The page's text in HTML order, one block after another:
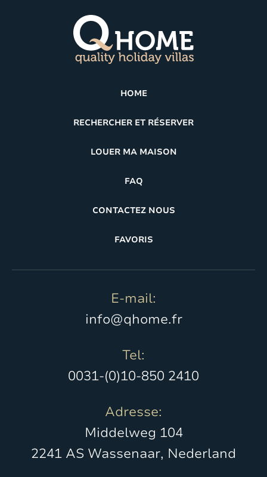
HOME
RECHERCHER ET RÉSERVER
LOUER MA MAISON
FAQ
CONTACTEZ NOUS
FAVORIS
E-mail:
info@qhome.fr
Tel:
0031-(0)10-850 2410
Adresse:
Middelweg 104
2241 AS Wassenaar, Nederland